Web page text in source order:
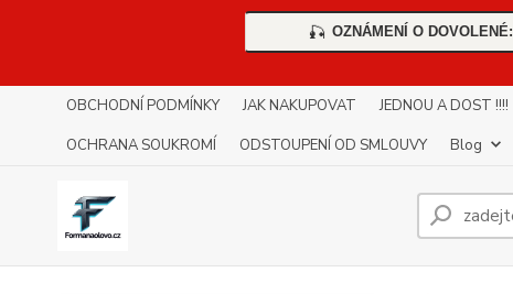
🎣 OZNÁMENÍ O DOVOLENÉ:
OBCHODNÍ PODMÍNKY JAK NAKUPOVAT JEDNOU A DOST !!!!
OCHRANA SOUKROMÍ
ODSTOUPENÍ OD SMLOUVY Blog